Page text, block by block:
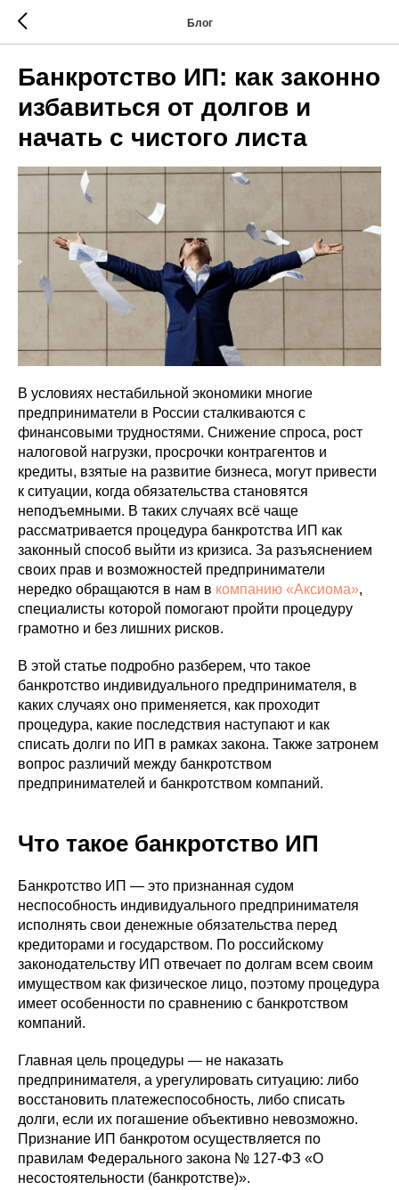
Блог
Банкротство ИП: как законно
избавиться от долгов и
начать с чистого листа
В условиях нестабильной экономики многие
предприниматели в России сталкиваются с
финансовыми трудностями. Снижение спроса, рост
налоговой нагрузки, просрочки контрагентов и
кредиты, взятые на развитие бизнеса, могут привести
к ситуации, когда обязательства становятся
неподъемными. В таких случаях всё чаще
рассматривается процедура банкротства ИП как
законный способ выйти из кризиса. За разъяснением
своих прав и возможностей предприниматели
нередко обращаются в нам в компанию «Аксиома»,
специалисты которой помогают пройти процедуру
грамотно и без лишних рисков.
В этой статье подробно разберем, что такое
банкротство индивидуального предпринимателя, в
каких случаях оно применяется, как проходит
процедура, какие последствия наступают и как
списать долги по ИП в рамках закона. Также затронем
вопрос различий между банкротством
предпринимателей и банкротством компаний.
Что такое банкротство ИП
Банкротство ИП — это признанная судом
неспособность индивидуального предпринимателя
исполнять свои денежные обязательства перед
кредиторами и государством. По российскому
законодательству ИП отвечает по долгам всем своим
имуществом как физическое лицо, поэтому процедура
имеет особенности по сравнению с банкротством
компаний.
Главная цель процедуры — не наказать
предпринимателя, а урегулировать ситуацию: либо
восстановить платежеспособность, либо списать
долги, если их погашение объективно невозможно.
Признание ИП банкротом осуществляется по
правилам Федерального закона № 127-ФЗ «О
несостоятельности (банкротстве)».